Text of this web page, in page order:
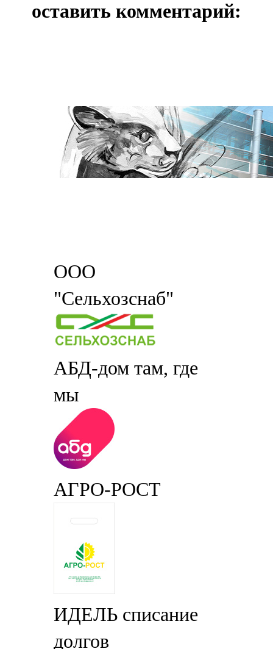
оставить комментарий:
ООО
"Сельхозснаб"
АБД-дом там, где
мы
АГРО-РОСТ
ИДЕЛЬ списание
долгов